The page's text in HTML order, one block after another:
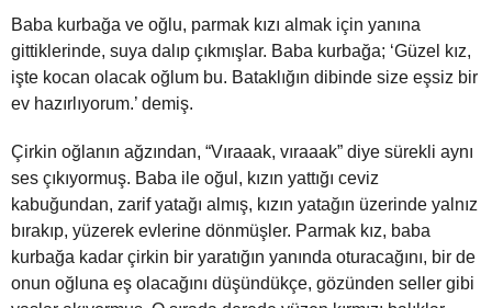
Baba kurbağa ve oğlu, parmak kızı almak için yanına
gittiklerinde, suya dalıp çıkmışlar. Baba kurbağa; ‘Güzel kız,
işte kocan olacak oğlum bu. Bataklığın dibinde size eşsiz bir
ev hazırlıyorum.’ demiş.
Çirkin oğlanın ağzından, “Vıraaak, vıraaak” diye sürekli aynı
ses çıkıyormuş. Baba ile oğul, kızın yattığı ceviz
kabuğundan, zarif yatağı almış, kızın yatağın üzerinde yalnız
bırakıp, yüzerek evlerine dönmüşler. Parmak kız, baba
kurbağa kadar çirkin bir yaratığın yanında oturacağını, bir de
onun oğluna eş olacağını düşündükçe, gözünden seller gibi